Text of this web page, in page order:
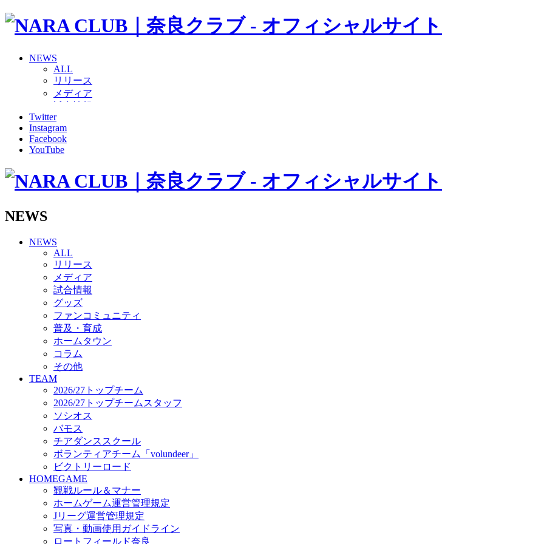
NEWS
ALL
リリース
メディア
グッズ
ファンコミュニティ
普及・育成
ホームタウン
その他
バモス
チアダンススクール
ボランティアチーム「volundeer」
ビクトリーロード
HOMEGAME
観戦ルール＆マナー
ホームゲーム運営管理規定
Jリーグ運営管理規定
写真・動画使用ガイドライン
ロートフィールド奈良
SCHEDULE
2026/27
練習見学時のファンサービスについて
TICKET
奈良クラブ明治安田J3リーグ2026/27シーズン試合観戦チケット
奈良クラブ明治安田Ｊ3リーグ 2026/27シーズン「鹿パス」
観戦ルール＆マナー
FANCOMMUNITY
2026/27ファンコミュニティ
サポートショップ
GOODS
オフィシャルストア（実店舗）
オンラインストア
ACADEMY
アカデミーについて
Twitter
Instagram
Facebook
YouTube
NEWS
NEWS
ALL
リリース
メディア
試合情報
グッズ
ファンコミュニティ
普及・育成
ホームタウン
コラム
その他
TEAM
2026/27トップチーム
2026/27トップチームスタッフ
ソシオス
バモス
チアダンススクール
ボランティアチーム「volundeer」
ビクトリーロード
HOMEGAME
観戦ルール＆マナー
ホームゲーム運営管理規定
Jリーグ運営管理規定
写真・動画使用ガイドライン
ロートフィールド奈良